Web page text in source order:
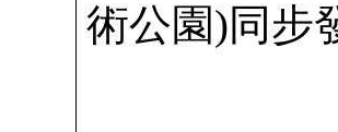
術公園)同步